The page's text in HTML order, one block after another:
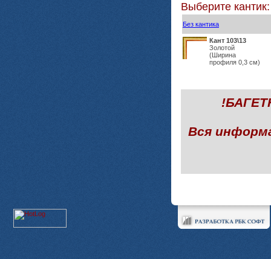
Выберите кантик:
Без кантика
Кант 103\13
Золотой
(Ширина
профиля 0,3 см)
Вся